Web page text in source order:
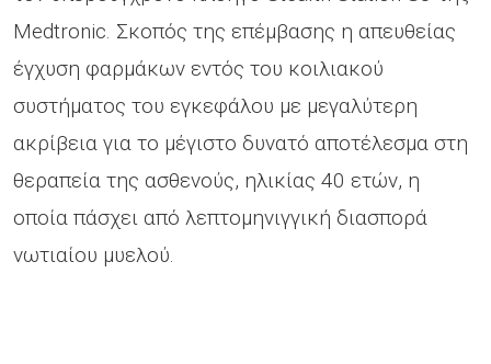
Medtronic. Σκοπός της επέμβασης η απευθείας
έγχυση φαρμάκων εντός του κοιλιακού
συστήματος του εγκεφάλου με μεγαλύτερη
ακρίβεια για το μέγιστο δυνατό αποτέλεσμα στη
θεραπεία της ασθενούς, ηλικίας 40 ετών, η
οποία πάσχει από λεπτομηνιγγική διασπορά
νωτιαίου μυελού.